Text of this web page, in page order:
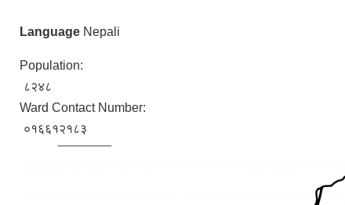
Language Nepali
Population:
८२४८
Ward Contact Number:
०१६६१२१८३